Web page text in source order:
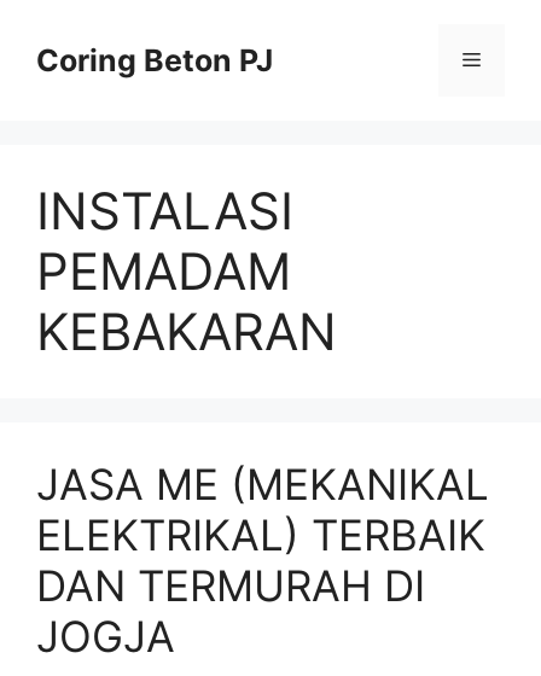
contentCoring Beton PJ Menu
INSTALASI
PEMADAM
KEBAKARAN
JASA ME (MEKANIKAL
ELEKTRIKAL) TERBAIK
DAN TERMURAH DI
JOGJA